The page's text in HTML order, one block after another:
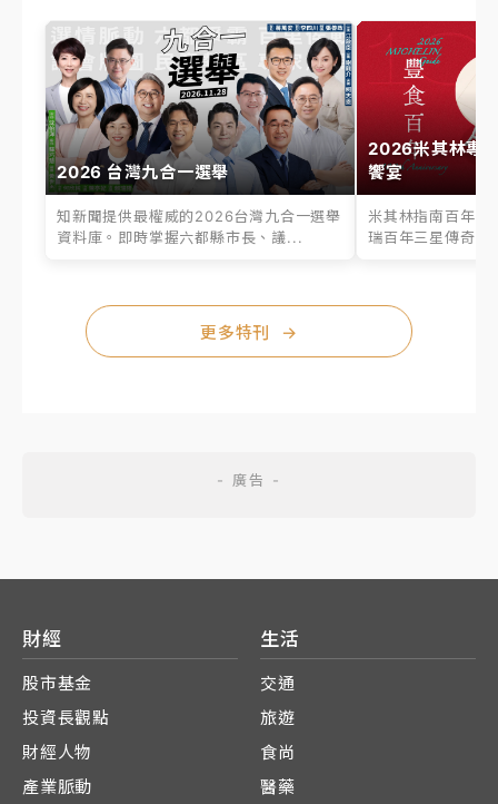
2026 台灣九合一選舉
知新聞提供最權威的2026台灣九合一選舉
資料庫。即時掌握六都縣市長、議...
2026米其林專
饗宴
米其林指南百年之
瑞百年三星傳奇、
更多特刊 →
財經
股市基金
投資長觀點
財經人物
產業脈動
生活
交通
旅遊
食尚
醫藥